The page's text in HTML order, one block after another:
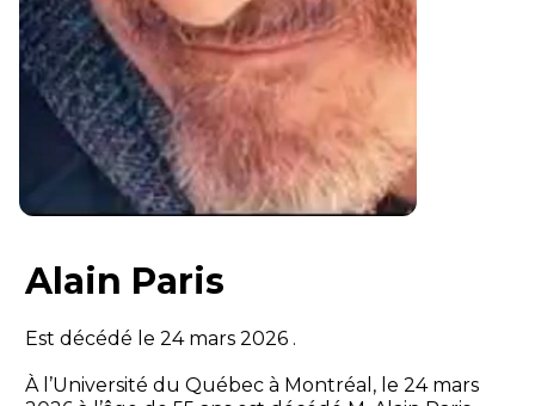
Alain Paris
Est décédé le 24 mars 2026 .
À l’Université du Québec à Montréal, le 24 mars